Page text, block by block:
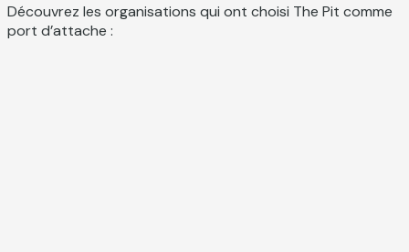
Découvrez les organisations qui ont choisi The Pit comme
port d’attache :